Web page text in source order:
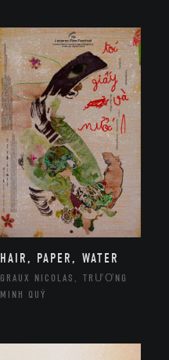
HAIR, PAPER, WATER
GRAUX NICOLAS, TRƯƠNG
MINH QUÝ